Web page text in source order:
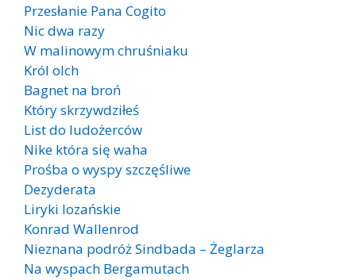
Przesłanie Pana Cogito
Nic dwa razy
W malinowym chruśniaku
Król olch
Bagnet na broń
Który skrzywdziłeś
List do ludożerców
Nike która się waha
Prośba o wyspy szczęśliwe
Dezyderata
Liryki lozańskie
Konrad Wallenrod
Nieznana podróż Sindbada – Żeglarza
Na wyspach Bergamutach